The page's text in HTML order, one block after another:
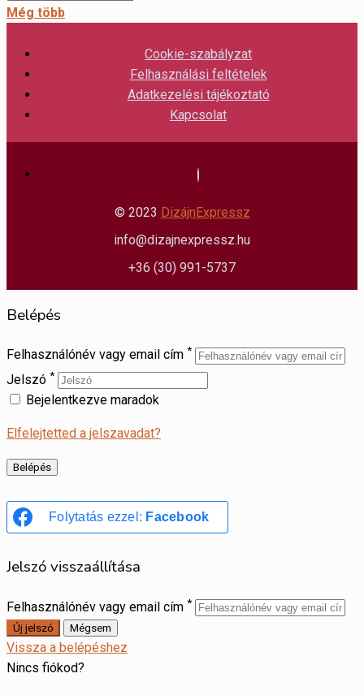
Még több
Cookie-szabályzat
Felhasználási feltételek
Adatkezelési tájékoztató
Kapcsolat
© 2023 DizájnExpressz
info@dizajnexpressz.hu
+36 (30) 991-5737
Belépés
Felhasználónév vagy email cím *
Jelszó *
Bejelentkezve maradok
Elfelejtetted a jelszavadat?
Folytatás ezzel: Facebook
Jelszó visszaállítása
Felhasználónév vagy email cím *
Vissza a belépéshez
Nincs fiókod?